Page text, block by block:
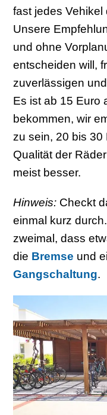
fast jedes Vehikel
Unsere
und ohne
entscheiden will,
zuverlässigen
Es ist ab 15 Euro
bekommen, wir
zu sein, 20 bis 30
Qualität der
meist besser.
Hinweis: Checkt
einmal kurz
zweimal, dass
die Bremse und
Gangschaltung.